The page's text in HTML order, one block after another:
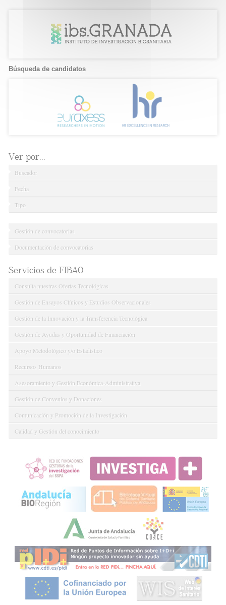
Búsqueda de candidatos
Ver por...
Buscador
Fecha
Tipo
Gestión de convocatorias
Documentación de convocatorias
Servicios de FIBAO
Consulta nuestras Ofertas Tecnológicas
Gestión de Ensayos Clínicos y Estudios Observacionales
Gestión de la Innovación y la Transferencia Tecnológica
Gestión de Ayudas y Oportunidad de Financiación
Apoyo Metodológico y/o Estadístico
Recursos Humanos
Asesoramiento y Gestión Económica-Administrativa
Gestión de Convenios y Donaciones
Comunicación y Promoción de la Investigación
Calidad y Gestión del conocimiento